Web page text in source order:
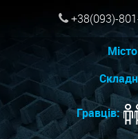
+38(093)-
Гравців: